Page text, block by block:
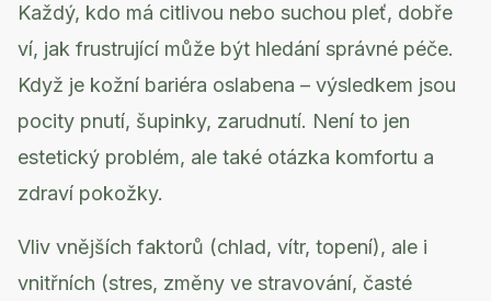
Každý, kdo má citlivou nebo suchou pleť, dobře
ví, jak frustrující může být hledání správné péče.
Když je kožní bariéra oslabena – výsledkem jsou
pocity pnutí, šupinky, zarudnutí. Není to jen
estetický problém, ale také otázka komfortu a
zdraví pokožky.
Vliv vnějších faktorů (chlad, vítr, topení), ale i
vnitřních (stres, změny ve stravování, časté